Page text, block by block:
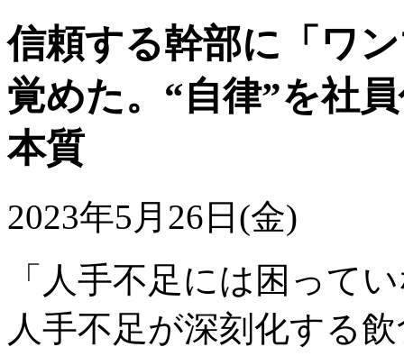
信頼する幹部に「ワ
覚めた。“自律”を社
本質
2023年5月26日(金)
「人手不足には困って
人手不足が深刻化する